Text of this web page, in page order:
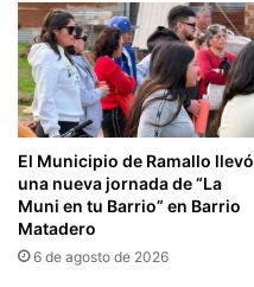
El Municipio de Ramallo llevó
una nueva jornada de “La
Muni en tu Barrio” en Barrio
Matadero
6 de agosto de 2026